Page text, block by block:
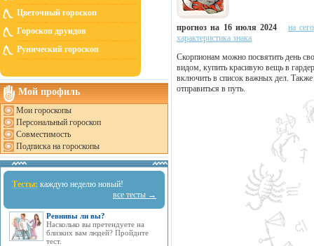
Цветочный гороскоп
Гороскоп друидов
Рунический гороскоп
Мой профиль
Мои гороскопы
Персональный гороскоп
Совместимость
Подписка на гороскопы
Тесты: каждую неделю новый!
все тесты →
Ревнивы ли вы?
Насколько вы претендуете на
близких вам людей? Пройдите
тест.
прогноз на 16 июля 2024
на
характеристика знака
Скорпионам можно посвятить день
видом, купить красивую вещь в
включить в список важных дел. Также
отправиться в путь.